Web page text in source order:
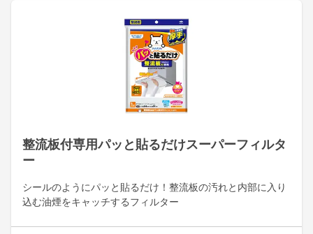
整流板付専用パッと貼るだけスーパーフィルタ
ー
シールのようにパッと貼るだけ！整流板の汚れと内部に入り
込む油煙をキャッチするフィルター